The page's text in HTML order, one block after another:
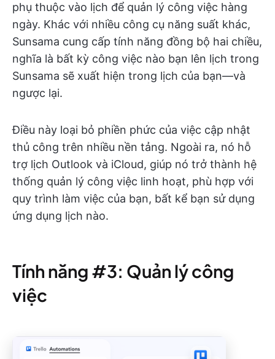
phụ thuộc vào lịch để quản lý công việc hàng
ngày. Khác với nhiều công cụ năng suất khác,
Sunsama cung cấp tính năng đồng bộ hai chiều,
nghĩa là bất kỳ công việc nào bạn lên lịch trong
Sunsama sẽ xuất hiện trong lịch của bạn—và
ngược lại.
Điều này loại bỏ phiền phức của việc cập nhật
thủ công trên nhiều nền tảng. Ngoài ra, nó hỗ
trợ lịch Outlook và iCloud, giúp nó trở thành hệ
thống quản lý công việc linh hoạt, phù hợp với
quy trình làm việc của bạn, bất kể bạn sử dụng
ứng dụng lịch nào.
Tính năng #3: Quản lý công
việc